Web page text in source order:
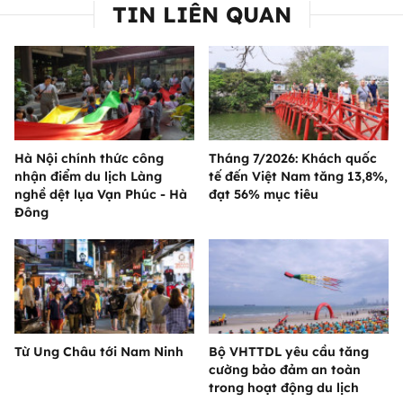
TIN LIÊN QUAN
Hà Nội chính thức công
nhận điểm du lịch Làng
nghề dệt lụa Vạn Phúc - Hà
Đông
Tháng 7/2026: Khách quốc
tế đến Việt Nam tăng 13,8%,
đạt 56% mục tiêu
Từ Ung Châu tới Nam Ninh
Bộ VHTTDL yêu cầu tăng
cường bảo đảm an toàn
trong hoạt động du lịch